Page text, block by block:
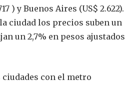
) y Buenos Aires (US$ 2.622).
ciudad los precios suben un
un 2,7% en pesos ajustados
con el metro